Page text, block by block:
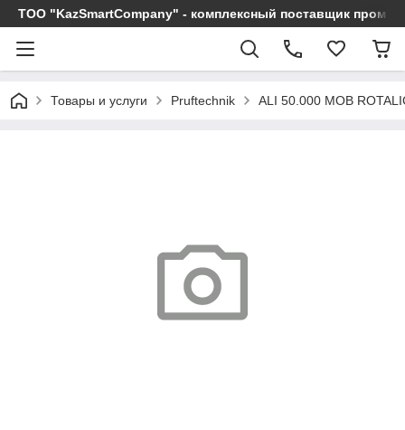
ТОО "KazSmartCompany" - комплексный поставщик
Товары и услуги Pruftechnik ALI 50.000 MOB